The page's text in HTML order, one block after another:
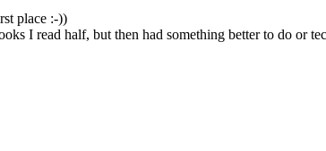
place :-))
I read half, but then had something better to do or